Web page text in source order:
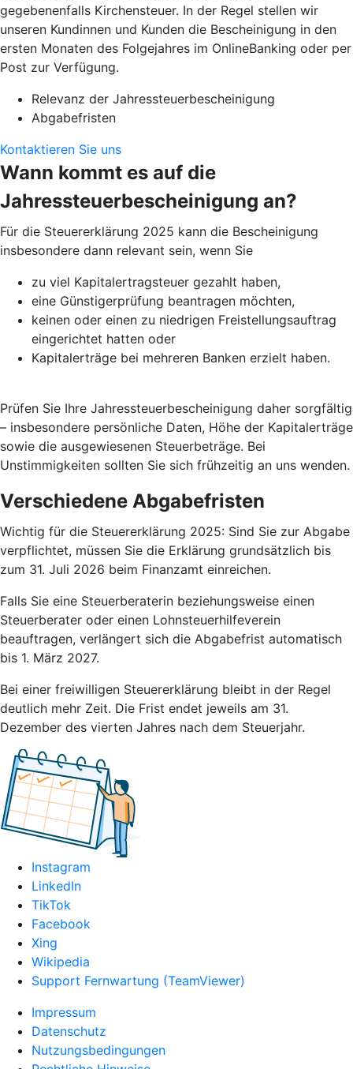
gegebenenfalls Kirchensteuer. In der Regel stellen wir
unseren Kundinnen und Kunden die Bescheinigung in den
ersten Monaten des Folgejahres im OnlineBanking oder per
Post zur Verfügung.
Relevanz der Jahressteuerbescheinigung
Abgabefristen
Kontaktieren Sie uns
Wann kommt es auf die
Jahressteuerbescheinigung an?
Für die Steuererklärung 2025 kann die Bescheinigung
insbesondere dann relevant sein, wenn Sie
zu viel Kapitalertragsteuer gezahlt haben,
eine Günstigerprüfung beantragen möchten,
keinen oder einen zu niedrigen Freistellungsauftrag
eingerichtet hatten oder
Kapitalerträge bei mehreren Banken erzielt haben.
Prüfen Sie Ihre Jahressteuerbescheinigung daher sorgfältig
– insbesondere persönliche Daten, Höhe der Kapitalerträge
sowie die ausgewiesenen Steuerbeträge. Bei
Unstimmigkeiten sollten Sie sich frühzeitig an uns wenden.
Verschiedene Abgabefristen
Wichtig für die Steuererklärung 2025: Sind Sie zur Abgabe
verpflichtet, müssen Sie die Erklärung grundsätzlich bis
zum 31. Juli 2026 beim Finanzamt einreichen.
Falls Sie eine Steuerberaterin beziehungsweise einen
Steuerberater oder einen Lohnsteuerhilfeverein
beauftragen, verlängert sich die Abgabefrist automatisch
bis 1. März 2027.
Bei einer freiwilligen Steuererklärung bleibt in der Regel
deutlich mehr Zeit. Die Frist endet jeweils am 31.
Dezember des vierten Jahres nach dem Steuerjahr.
Instagram
LinkedIn
TikTok
Facebook
Xing
Wikipedia
Support Fernwartung (TeamViewer)
Impressum
Datenschutz
Nutzungsbedingungen